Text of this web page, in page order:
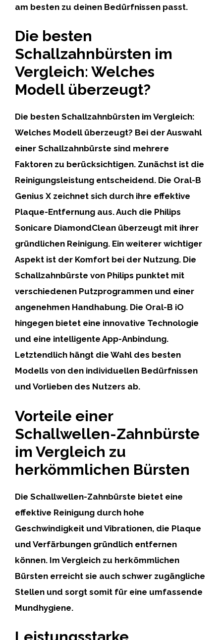
am besten zu deinen Bedürfnissen passt.
Die besten
Schallzahnbürsten im
Vergleich: Welches
Modell überzeugt?
Die besten Schallzahnbürsten im Vergleich:
Welches Modell überzeugt? Bei der Auswahl
einer Schallzahnbürste sind mehrere
Faktoren zu berücksichtigen. Zunächst ist die
Reinigungsleistung entscheidend. Die Oral-B
Genius X zeichnet sich durch ihre effektive
Plaque-Entfernung aus. Auch die Philips
Sonicare DiamondClean überzeugt mit ihrer
gründlichen Reinigung. Ein weiterer wichtiger
Aspekt ist der Komfort bei der Nutzung. Die
Schallzahnbürste von Philips punktet mit
verschiedenen Putzprogrammen und einer
angenehmen Handhabung. Die Oral-B iO
hingegen bietet eine innovative Technologie
und eine intelligente App-Anbindung.
Letztendlich hängt die Wahl des besten
Modells von den individuellen Bedürfnissen
und Vorlieben des Nutzers ab.
Vorteile einer
Schallwellen-Zahnbürste
im Vergleich zu
herkömmlichen Bürsten
Die Schallwellen-Zahnbürste bietet eine
effektive Reinigung durch hohe
Geschwindigkeit und Vibrationen, die Plaque
und Verfärbungen gründlich entfernen
können. Im Vergleich zu herkömmlichen
Bürsten erreicht sie auch schwer zugängliche
Stellen und sorgt somit für eine umfassende
Mundhygiene.